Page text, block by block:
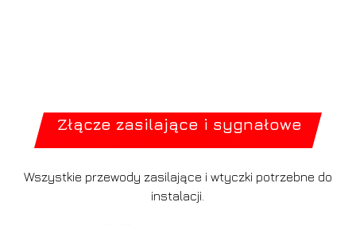
Złącze zasilające i sygnałowe
Wszystkie przewody zasilające i wtyczki potrzebne do
instalacji.